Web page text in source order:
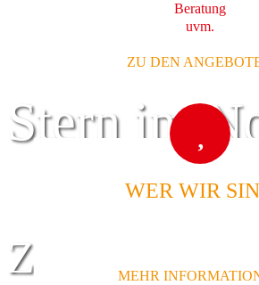
Stern im
Zentrum für
Beratung
uvm.
ZU DEN
WER WIR
MEHR